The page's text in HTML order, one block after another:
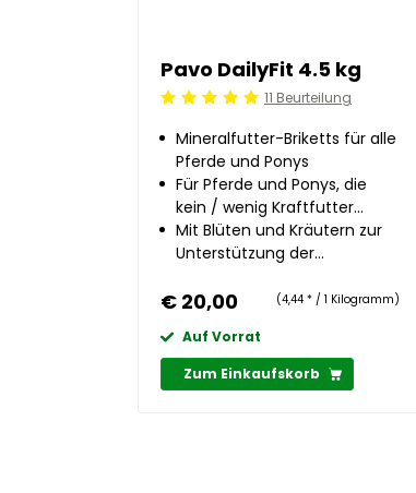
Pavo DailyFit 4.5 kg
Beoordeling: 5/511 Beurteilung
Mineralfutter-Briketts für alle
Pferde und Ponys
Für Pferde und Ponys, die
kein / wenig Kraftfutter
erhalten
Mit Blüten und Kräutern zur
Unterstützung der
€ 20,00 (4,44 * / 1 Kilogramm)
Auf Vorrat
Zum Einkaufskorb